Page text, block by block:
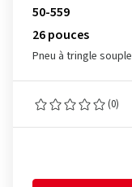
50-559
26 pouces
Pneu à tringle souple
(0)